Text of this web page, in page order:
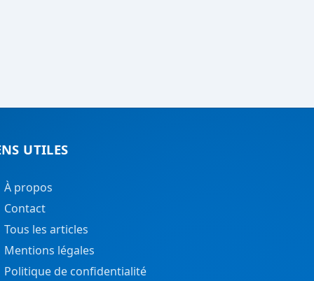
UTILES
À propos
Contact
Tous les articles
Mentions légales
Politique de confidentialité